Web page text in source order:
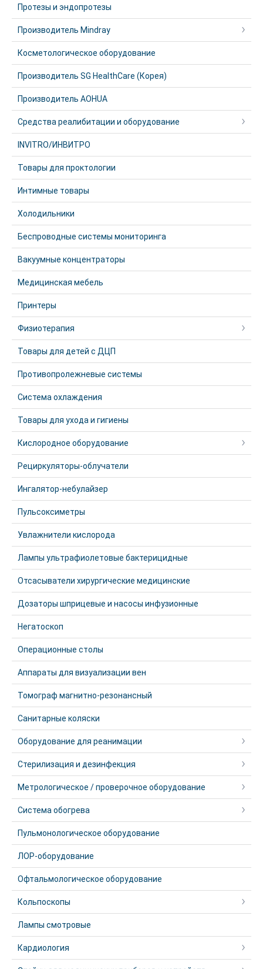
Протезы и эндопротезы
Производитель Mindray
Косметологическое оборудование
Производитель SG HealthCare (Корея)
Производитель AOHUA
Средства реалибитации и оборудование
INVITRO/ИНВИТРО
Товары для проктологии
Интимные товары
Холодильники
Беспроводные системы мониторинга
Вакуумные концентраторы
Медицинская мебель
Принтеры
Физиотерапия
Товары для детей с ДЦП
Противопролежневые системы
Система охлаждения
Товары для ухода и гигиены
Кислородное оборудование
Рециркуляторы-облучатели
Ингалятор-небулайзер
Пульсоксиметры
Увлажнители кислорода
Лампы ультрафиолетовые бактерицидные
Отсасыватели хирургические медицинские
Дозаторы шприцевые и насосы инфузионные
Негатоскоп
Операционные столы
Аппараты для визуализации вен
Томограф магнитно-резонансный
Санитарные коляски
Оборудование для реанимации
Стерилизация и дезинфекция
Метрологическое / проверочное оборудование
Система обогрева
Пульмонологическое оборудование
ЛОР-оборудование
Офтальмологическое оборудование
Кольпоскопы
Лампы смотровые
Кардиология